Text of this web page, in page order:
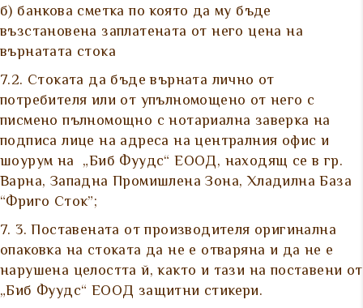
б) банкова сметка по която да му бъде
възстановена заплатената от него цена на
върнатата стока
7.2. Стоката да бъде върната лично от
потребителя или от упълномощено от него с
писмено пълномощно с нотариална заверка на
подписа лице на адреса на централния офис и
шоурум на „Биб Фуудс“ ЕООД, находящ се в гр.
Варна, Западна Промишлена Зона, Хладилна База
“Фриго Сток”;
7. 3. Поставената от производителя оригинална
опаковка на стоката да не е отваряна и да не е
нарушена целостта й, както и тази на поставени от
„Биб Фуудс“ ЕООД защитни стикери.